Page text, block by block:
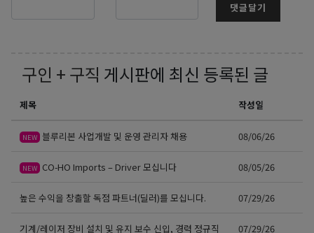
댓글달기
구인 + 구직 게시판에 최신 등록된 글
제목 작성일
NEW 블루리본 사업개발 및 운영 관리자 채용 08/06/26
NEW CO-HO Imports – Driver 모십니다 08/05/26
높은 수익을 창출할 독점 파트너(딜러)를 모십니다. 07/29/26
기계/레이저 장비 설치 및 유지 보수 신입, 경력 정규직
07/29/26